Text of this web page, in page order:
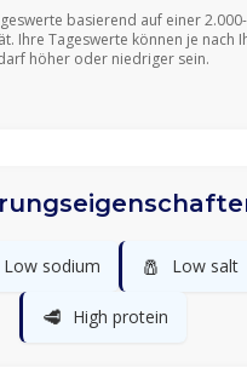
basierend auf einer 2.000-
Ihre Tageswerte können je nach
höher oder niedriger sein.
Low sodium 🧂 Low salt
🥩 High protein